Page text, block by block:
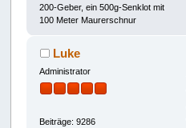
200-Geber, ein 500g-Senklot mit
100 Meter Maurerschnur
Luke
Administrator
Beiträge: 9286